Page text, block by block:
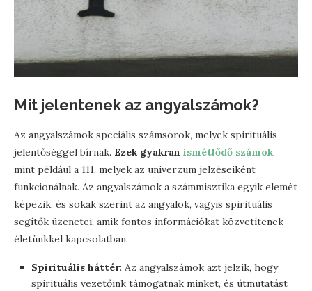
Mit jelentenek az angyalszámok?
Az angyalszámok speciális számsorok, melyek spirituális
jelentőséggel bírnak. Ezek gyakran ismétlődő számok,
mint például a 111, melyek az univerzum jelzéseiként
funkcionálnak. Az angyalszámok a számmisztika egyik elemét
képezik, és sokak szerint az angyalok, vagyis spirituális
segítők üzenetei, amik fontos információkat közvetítenek
életünkkel kapcsolatban.
Spirituális háttér: Az angyalszámok azt jelzik, hogy
spirituális vezetőink támogatnak minket, és útmutatást